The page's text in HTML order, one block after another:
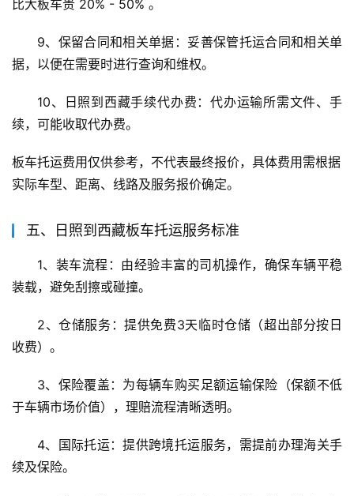
比大板车贵 20% - 50% 。
9、保留合同和相关单据：妥善保管托运合同和相关单
据，以便在需要时进行查询和维权。
10、日照到西藏手续代办费：代办运输所需文件、手
续，可能收取代办费。
板车托运费用仅供参考，不代表最终报价，具体费用需根据
实际车型、距离、线路及服务报价确定。
五、日照到西藏板车托运服务标准
1、装车流程：由经验丰富的司机操作，确保车辆平稳
装载，避免刮擦或碰撞。
2、仓储服务：提供免费3天临时仓储（超出部分按日
收费）。
3、保险覆盖：为每辆车购买足额运输保险（保额不低
于车辆市场价值），理赔流程清晰透明。
4、国际托运：提供跨境托运服务，需提前办理海关手
续及保险。